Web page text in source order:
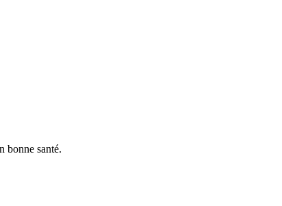
bonne santé.